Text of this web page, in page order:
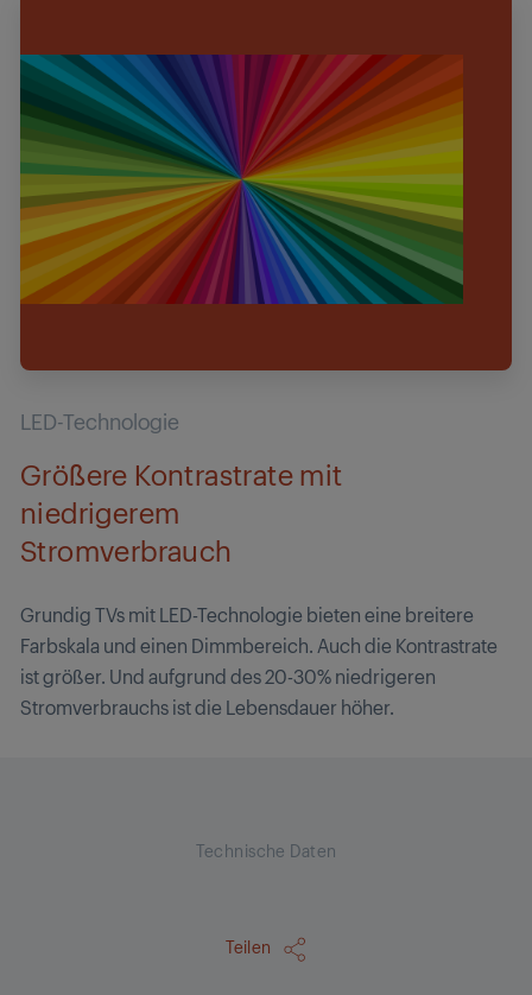
LED-Technologie
Größere Kontrastrate mit
niedrigerem
Stromverbrauch
Grundig TVs mit LED-Technologie bieten eine breitere
Farbskala und einen Dimmbereich. Auch die Kontrastrate
ist größer. Und aufgrund des 20-30% niedrigeren
Stromverbrauchs ist die Lebensdauer höher.
Technische Daten
Teilen